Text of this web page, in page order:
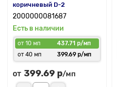
коричневый D-2
2000000081687
Есть в наличии
от 10 мп
437.71 р/мп
от 40 мп
399.69 р/мп
от 399.69 р/мп